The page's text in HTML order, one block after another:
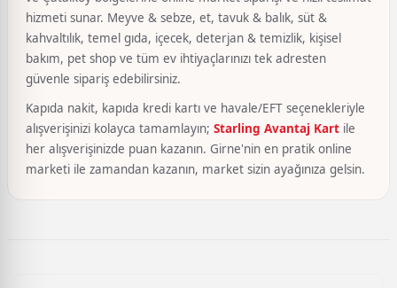
hizmeti sunar. Meyve & sebze, et, tavuk & balık, süt &
kahvaltılık, temel gıda, içecek, deterjan & temizlik, kişisel
bakım, pet shop ve tüm ev ihtiyaçlarınızı tek adresten
güvenle sipariş edebilirsiniz.
Kapıda nakit, kapıda kredi kartı ve havale/EFT seçenekleriyle
alışverişinizi kolayca tamamlayın; Starling Avantaj Kart ile
her alışverişinizde puan kazanın. Girne'nin en pratik online
marketi ile zamandan kazanın, market sizin ayağınıza gelsin.